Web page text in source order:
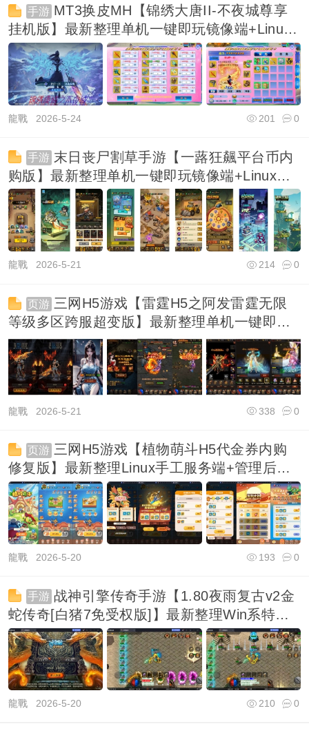
手游 MT3换皮MH【锦绣大唐II-不夜城尊享
挂机版】最新整理单机一键即玩镜像端+Linux
手工服务
龍戰2026-5-24 0
201
手游 末日丧尸割草手游【一蕗狂飆平台币内
购版】最新整理单机一键即玩镜像端+Linux手
工服务
龍戰2026-5-21 0
214
页游 三网H5游戏【雷霆H5之阿发雷霆无限
等级多区跨服超变版】最新整理单机一键即玩
镜像端+L
龍戰2026-5-21 0
338
页游 三网H5游戏【植物萌斗H5代金券内购
修复版】最新整理Linux手工服务端+管理后台
+CDK授权
龍戰2026-5-20 0
193
手游 战神引擎传奇手游【1.80夜雨复古v2金
蛇传奇[白猪7免受权版]】最新整理Win系特色
端+安
龍戰2026-5-20 0
210